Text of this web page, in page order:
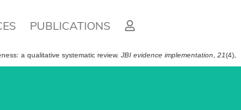
PUBLICATIONS
a qualitative systematic review. JBI evidence implementation 21(4),